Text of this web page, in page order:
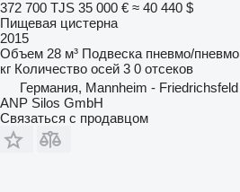
372 700 TJS 35 000 € ≈ 40 440 $
Пищевая цистерна
2015
Объем 28 м³ Подвеска пневмо/пневмо
кг Количество осей 3 0 отсеков
Германия, Mannheim - Friedrichsfeld
ANP Silos GmbH
Связаться с продавцом